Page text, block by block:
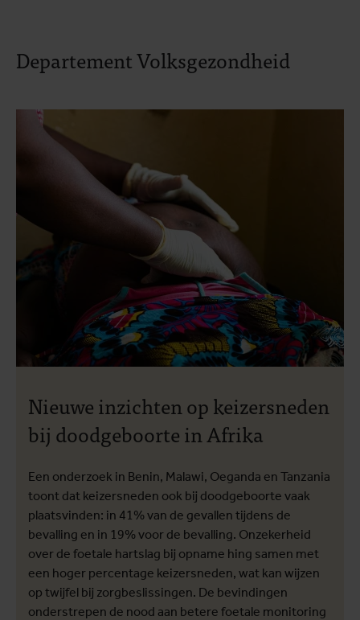
Departement Volksgezondheid
Nieuwe inzichten op keizersneden
bij doodgeboorte in Afrika
Een onderzoek in Benin, Malawi, Oeganda en Tanzania
toont dat keizersneden ook bij doodgeboorte vaak
plaatsvinden: in 41% van de gevallen tijdens de
bevalling en in 19% voor de bevalling. Onzekerheid
over de foetale hartslag bij opname hing samen met
een hoger percentage keizersneden, wat kan wijzen
op twijfel bij zorgbeslissingen. De bevindingen
onderstrepen de nood aan betere foetale monitoring